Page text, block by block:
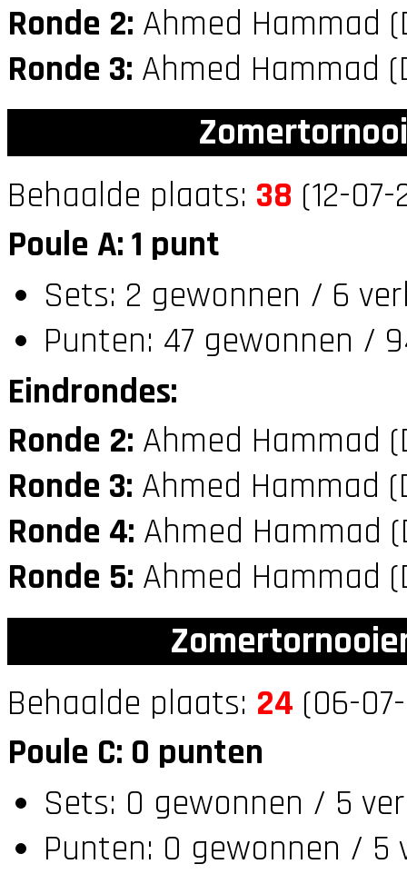
Ronde 2: Ahmed Hammad
Ronde 3: Ahmed Hammad
Behaalde plaats: 38 (12-
Poule A: 1 punt
Sets: 2 gewonnen / 6
Punten: 47 gewonnen /
Eindrondes:
Ronde 2: Ahmed Hammad
Ronde 3: Ahmed Hammad
Ronde 4: Ahmed Hammad
Ronde 5: Ahmed Hammad
Behaalde plaats: 24 (06-
Poule C: 0 punten
Sets: 0 gewonnen / 5
Punten: 0 gewonnen / 5